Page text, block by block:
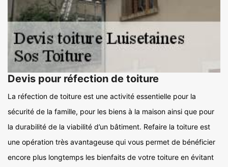
Devis pour réfection de toiture
La réfection de toiture est une activité essentielle pour la
sécurité de la famille, pour les biens à la maison ainsi que pour
la durabilité de la viabilité d’un bâtiment. Refaire la toiture est
une opération très avantageuse qui vous permet de bénéficier
encore plus longtemps les bienfaits de votre toiture en évitant